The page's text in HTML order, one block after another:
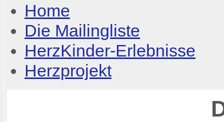
Home
Die Mailingliste
HerzKinder-Erlebnisse
Herzprojekt